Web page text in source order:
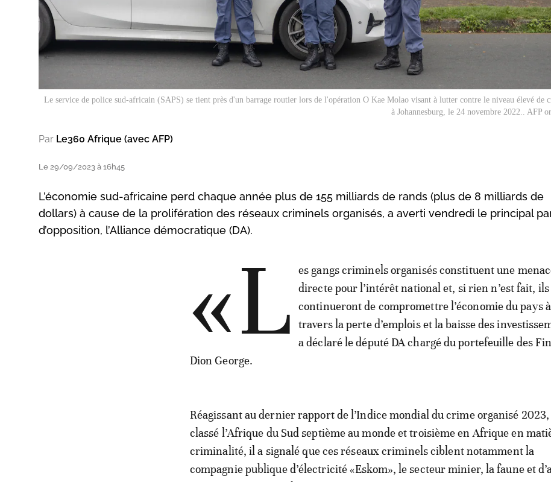
Le service de police sud-africain (SAPS) se tient près d'un barrage routier lors de l'opération O Kae Molao visant à lutter contre le niveau élevé de
à Johannesburg, le 24 novembre 2022.. AFP
Par Le360 Afrique (avec AFP)
Le 29/09/2023 à 16h45
L’économie sud-africaine perd chaque année plus de 155 milliards de rands (plus de 8 milliards de
dollars) à cause de la prolifération des réseaux criminels organisés, a averti vendredi le principal
d’opposition, l’Alliance démocratique (DA).
«L
es gangs criminels organisés constituent une
directe pour l’intérêt national et, si rien n’est fait, ils
continueront de compromettre l’économie du pays à
travers la perte d’emplois et la baisse des
a déclaré le député DA chargé du portefeuille des
Dion George.
Réagissant au dernier rapport de l’Indice mondial du crime organisé 2023,
classé l’Afrique du Sud septième au monde et troisième en Afrique en
criminalité, il a signalé que ces réseaux criminels ciblent notamment la
compagnie publique d’électricité «Eskom», le secteur minier, la faune et